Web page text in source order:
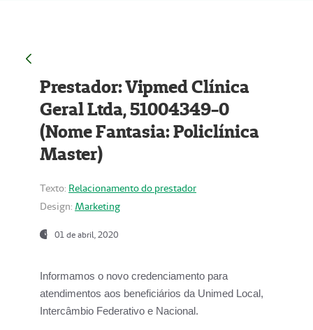
Prestador: Vipmed Clínica
Geral Ltda, 51004349-0
(Nome Fantasia: Policlínica
Master)
Texto: Relacionamento do prestador
Design: Marketing
01 de abril, 2020
Informamos o novo credenciamento para
atendimentos aos beneficiários da Unimed Local,
Intercâmbio Federativo e Nacional.